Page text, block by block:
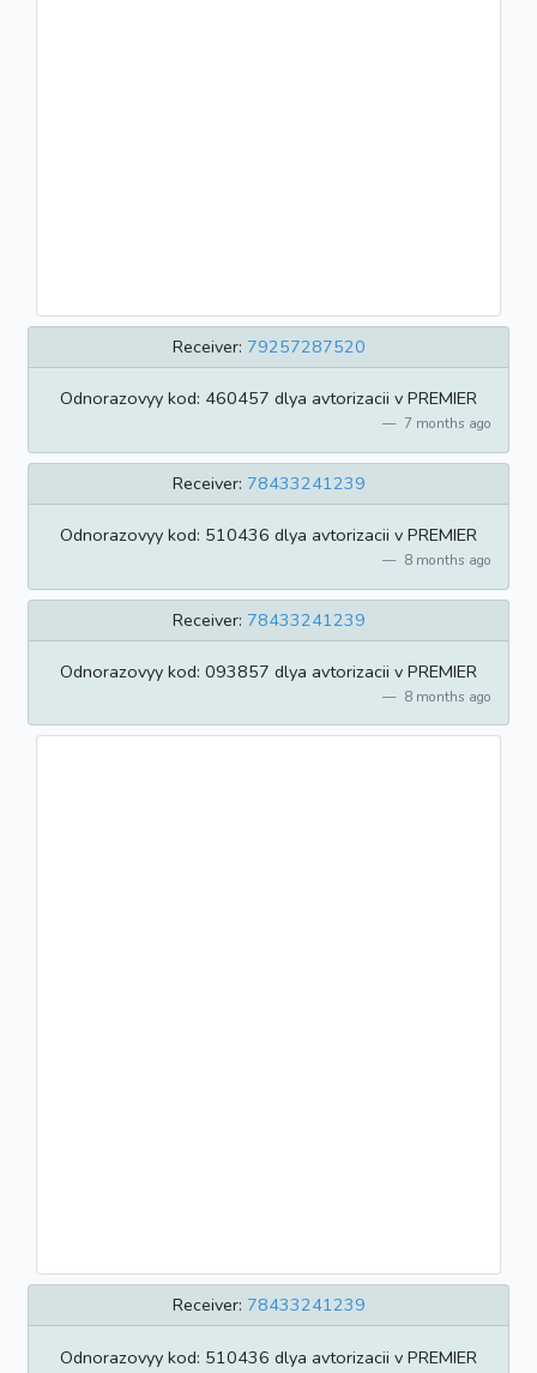
Receiver: 79257287520
Odnorazovyy kod: 460457 dlya avtorizacii v PREMIER
7 months ago
Receiver: 78433241239
Odnorazovyy kod: 510436 dlya avtorizacii v PREMIER
8 months ago
Receiver: 78433241239
Odnorazovyy kod: 093857 dlya avtorizacii v PREMIER
8 months ago
Receiver: 78433241239
Odnorazovyy kod: 510436 dlya avtorizacii v PREMIER